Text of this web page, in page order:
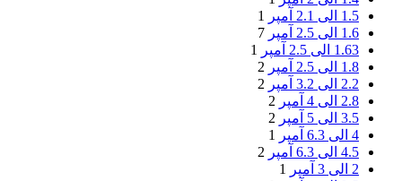
1.5 الی 2.1 آمپر
1
1.6 الی 2.5 آمپر
7
1.63 الی 2.5 آمپر
1
1.8 الی 2.5 آمپر
2
2.2 الی 3.2 آمپر
2
2.8 الی 4 آمپر
2
3.5 الی 5 آمپر
2
4 الی 6.3 آمپر
1
4.5 الی 6.3 آمپر
2
2 الی 3 آمپر
1